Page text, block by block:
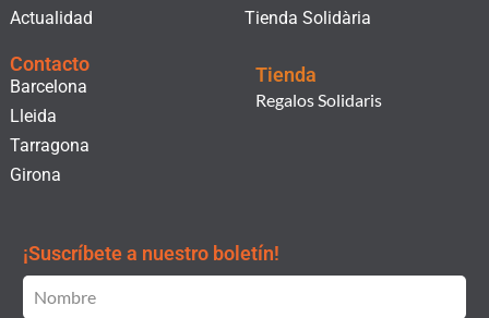
Actualidad
Tienda Solidària
Contacto
Barcelona
Lleida
Tarragona
Girona
Tienda
Regalos Solidaris
¡Suscríbete a nuestro boletín!